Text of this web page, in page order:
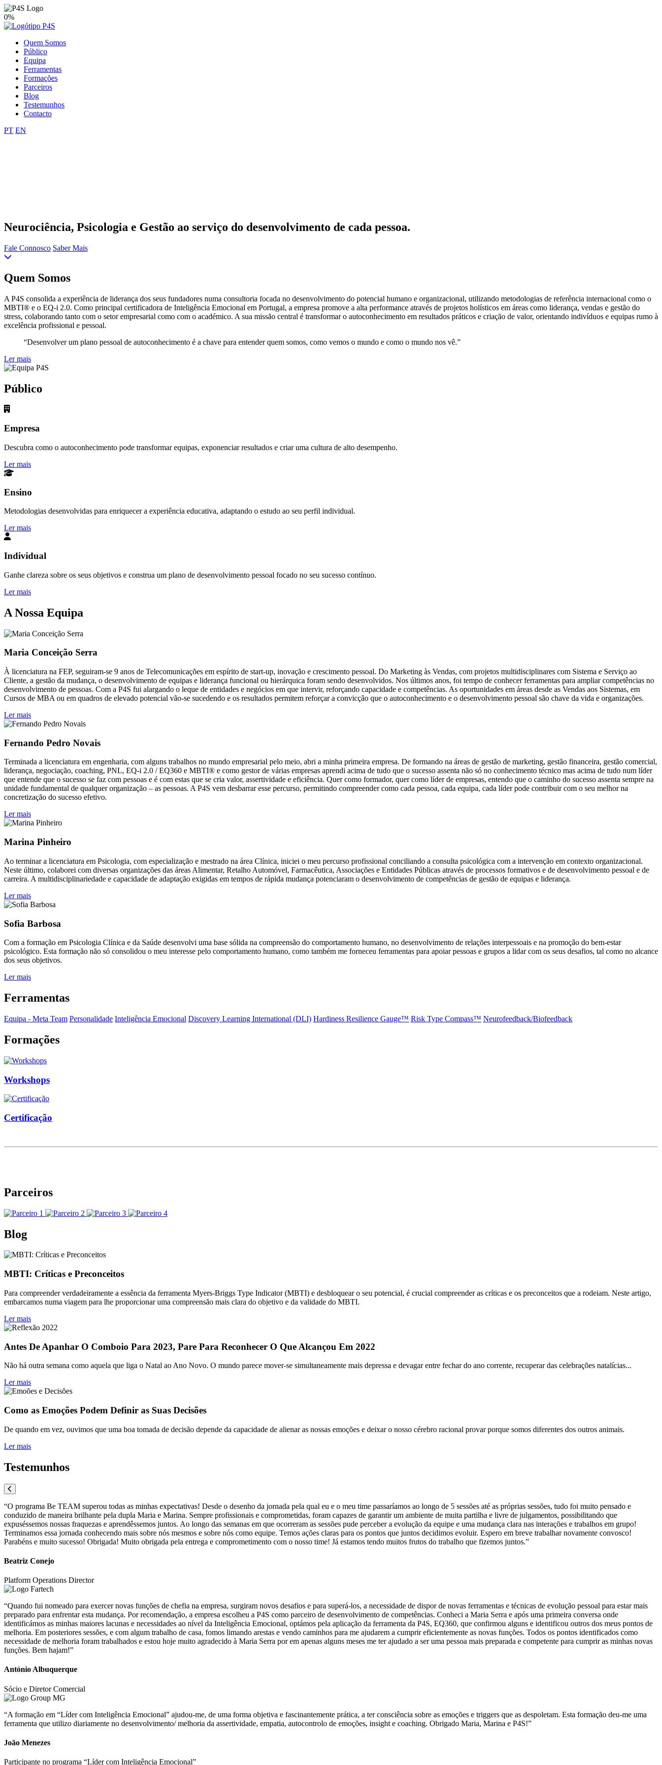
0%
Quem Somos
Público
Equipa
Ferramentas
Formações
Parceiros
Blog
Testemunhos
Contacto
PT EN
Neurociência, Psicologia e Gestão ao serviço do desenvolvimento de cada pessoa.
Fale Connosco Saber Mais
Quem Somos
A P4S consolida a experiência de liderança dos seus fundadores numa consultoria focada no desenvolvimento do potencial humano e organizacional, utilizando metodologias de referência internacional como o
MBTI® e o EQ-i 2.0. Como principal certificadora de Inteligência Emocional em Portugal, a empresa promove a alta performance através de projetos holísticos em áreas como liderança, vendas e gestão do
stress, colaborando tanto com o setor empresarial como com o académico. A sua missão central é transformar o autoconhecimento em resultados práticos e criação de valor, orientando indivíduos e equipas rumo à
excelência profissional e pessoal.
“Desenvolver um plano pessoal de autoconhecimento é a chave para entender quem somos, como vemos o mundo e como o mundo nos vê.”
Ler mais
Público
Empresa
Descubra como o autoconhecimento pode transformar equipas, exponenciar resultados e criar uma cultura de alto desempenho.
Ler mais
Ensino
Metodologias desenvolvidas para enriquecer a experiência educativa, adaptando o estudo ao seu perfil individual.
Ler mais
Individual
Ganhe clareza sobre os seus objetivos e construa um plano de desenvolvimento pessoal focado no seu sucesso contínuo.
Ler mais
A Nossa Equipa
Maria Conceição Serra
À licenciatura na FEP, seguiram-se 9 anos de Telecomunicações em espírito de start-up, inovação e crescimento pessoal. Do Marketing às Vendas, com projetos multidisciplinares com Sistema e Serviço ao
Cliente, a gestão da mudança, o desenvolvimento de equipas e liderança funcional ou hierárquica foram sendo desenvolvidos. Nos últimos anos, foi tempo de conhecer ferramentas para ampliar competências no
desenvolvimento de pessoas. Com a P4S fui alargando o leque de entidades e negócios em que intervir, reforçando capacidade e competências. As oportunidades em áreas desde as Vendas aos Sistemas, em
Cursos de MBA ou em quadros de elevado potencial vão-se sucedendo e os resultados permitem reforçar a convicção que o autoconhecimento e o desenvolvimento pessoal são chave da vida e organizações.
Ler mais
Fernando Pedro Novais
Terminada a licenciatura em engenharia, com alguns trabalhos no mundo empresarial pelo meio, abri a minha primeira empresa. De formando na áreas de gestão de marketing, gestão financeira, gestão comercial,
liderança, negociação, coaching, PNL, EQ-i 2.0 / EQ360 e MBTI® e como gestor de várias empresas aprendi acima de tudo que o sucesso assenta não só no conhecimento técnico mas acima de tudo num líder
que entende que o sucesso se faz com pessoas e é com estas que se cria valor, assertividade e eficiência. Quer como formador, quer como líder de empresas, entendo que o caminho do sucesso assenta sempre na
unidade fundamental de qualquer organização – as pessoas. A P4S vem desbarrar esse percurso, permitindo compreender como cada pessoa, cada equipa, cada líder pode contribuir com o seu melhor na
concretização do sucesso efetivo.
Ler mais
Marina Pinheiro
Ao terminar a licenciatura em Psicologia, com especialização e mestrado na área Clínica, iniciei o meu percurso profissional conciliando a consulta psicológica com a intervenção em contexto organizacional.
Neste último, colaborei com diversas organizações das áreas Alimentar, Retalho Automóvel, Farmacêutica, Associações e Entidades Públicas através de processos formativos e de desenvolvimento pessoal e de
carreira. A multidisciplinariedade e capacidade de adaptação exigidas em tempos de rápida mudança potenciaram o desenvolvimento de competências de gestão de equipas e liderança.
Ler mais
Sofia Barbosa
Com a formação em Psicologia Clínica e da Saúde desenvolvi uma base sólida na compreensão do comportamento humano, no desenvolvimento de relações interpessoais e na promoção do bem-estar
psicológico. Esta formação não só consolidou o meu interesse pelo comportamento humano, como também me forneceu ferramentas para apoiar pessoas e grupos a lidar com os seus desafios, tal como no alcance
dos seus objetivos.
Ler mais
Ferramentas
Equipa - Meta Team Personalidade Inteligência Emocional Discovery Learning International (DLI) Hardiness Resilience Gauge™️ Risk Type Compass™️ Neurofeedback/Biofeedback
Formações
Workshops
Certificação
Parceiros
Blog
MBTI: Críticas e Preconceitos
Para compreender verdadeiramente a essência da ferramenta Myers-Briggs Type Indicator (MBTI) e desbloquear o seu potencial, é crucial compreender as críticas e os preconceitos que a rodeiam. Neste artigo,
embarcamos numa viagem para lhe proporcionar uma compreensão mais clara do objetivo e da validade do MBTI.
Ler mais
Antes De Apanhar O Comboio Para 2023, Pare Para Reconhecer O Que Alcançou Em 2022
Não há outra semana como aquela que liga o Natal ao Ano Novo. O mundo parece mover-se simultaneamente mais depressa e devagar entre fechar do ano corrente, recuperar das celebrações natalícias...
Ler mais
Como as Emoções Podem Definir as Suas Decisões
De quando em vez, ouvimos que uma boa tomada de decisão depende da capacidade de alienar as nossas emoções e deixar o nosso cérebro racional provar porque somos diferentes dos outros animais.
Ler mais
Testemunhos
“O programa Be TEAM superou todas as minhas expectativas! Desde o desenho da jornada pela qual eu e o meu time passaríamos ao longo de 5 sessões até as próprias sessões, tudo foi muito pensado e
conduzido de maneira brilhante pela dupla Maria e Marina. Sempre profissionais e comprometidas, foram capazes de garantir um ambiente de muita partilha e livre de julgamentos, possibilitando que
expuséssemos nossas fraquezas e aprendêssemos juntos. Ao longo das semanas em que ocorreram as sessões pude perceber a evolução da equipe e uma mudança clara nas interações e trabalhos em grupo!
Terminamos essa jornada conhecendo mais sobre nós mesmos e sobre nós como equipe. Temos ações claras para os pontos que juntos decidimos evoluir. Espero em breve trabalhar novamente convosco!
Parabéns e muito sucesso! Obrigada! Muito obrigada pela entrega e comprometimento com o nosso time! Já estamos tendo muitos frutos do trabalho que fizemos juntos.”
Beatriz Conejo
Platform Operations Director
“Quando fui nomeado para exercer novas funções de chefia na empresa, surgiram novos desafios e para superá-los, a necessidade de dispor de novas ferramentas e técnicas de evolução pessoal para estar mais
preparado para enfrentar esta mudança. Por recomendação, a empresa escolheu a P4S como parceiro de desenvolvimento de competências. Conheci a Maria Serra e após uma primeira conversa onde
identificámos as minhas maiores lacunas e necessidades ao nível da Inteligência Emocional, optámos pela aplicação da ferramenta da P4S, EQ360, que confirmou alguns e identificou outros dos meus pontos de
melhoria. Em posteriores sessões, e com algum trabalho de casa, fomos limando arestas e vendo caminhos para me ajudarem a cumprir eficientemente as novas funções. Todos os pontos identificados como
necessidade de melhoria foram trabalhados e estou hoje muito agradecido à Maria Serra por em apenas alguns meses me ter ajudado a ser uma pessoa mais preparada e competente para cumprir as minhas novas
funções. Bem hajam!”
António Albuquerque
Sócio e Diretor Comercial
“A formação em “Líder com Inteligência Emocional” ajudou-me, de uma forma objetiva e fascinantemente prática, a ter consciência sobre as emoções e triggers que as despoletam. Esta formação deu-me uma
ferramenta que utilizo diariamente no desenvolvimento/ melhoria da assertividade, empatia, autocontrolo de emoções, insight e coaching. Obrigado Maria, Marina e P4S!”
João Menezes
Participante no programa “Líder com Inteligência Emocional”